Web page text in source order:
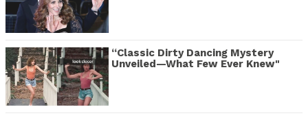
“Classic Dirty Dancing Mystery
Unveiled—What Few Ever Knew"